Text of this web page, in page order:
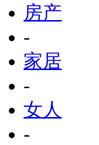
房产
-
家居
-
女人
-